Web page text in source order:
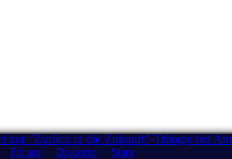
zur "Zurück in die Zukunft"-Trilogie bei
Forum Drehorte Stars